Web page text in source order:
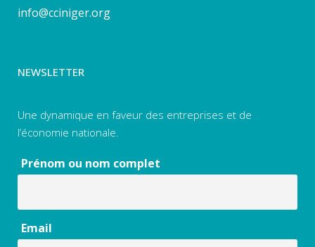
info@cciniger.org
NEWSLETTER
Une dynamique en faveur des entreprises et de
l’économie nationale.
Prénom ou nom complet
Email